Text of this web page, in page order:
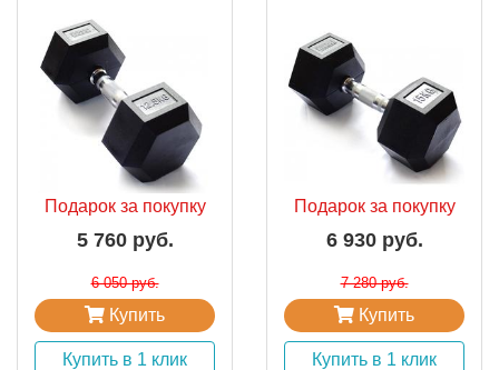
Подарок за покупку
5 760 руб.
6 050 руб.
Купить
Купить в 1 клик
Подарок за покупку
6 930 руб.
7 280 руб.
Купить
Купить в 1 клик